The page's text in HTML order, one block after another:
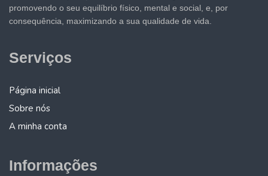
promovendo o seu equilíbrio físico, mental e social, e, por
consequência, maximizando a sua qualidade de vida.
Serviços
Página inicial
Sobre nós
A minha conta
Informações